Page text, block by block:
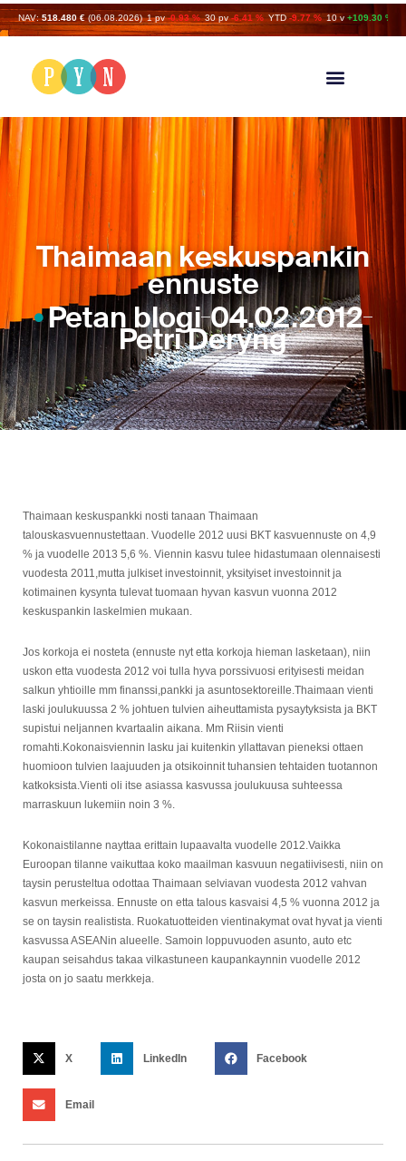
NAV: 518.480 € (06.08.2026) 1 pv -0.93 % 30 pv -6.41 % YTD -9.77 % 10 v +109.30 %
Thaimaan keskuspankin
ennuste
Petan blogi 04.02.2012
Petri Deryng
Thaimaan keskuspankki nosti tanaan Thaimaan
talouskasvuennustettaan. Vuodelle 2012 uusi BKT kasvuennuste on 4,9
% ja vuodelle 2013 5,6 %. Viennin kasvu tulee hidastumaan olennaisesti
vuodesta 2011,mutta julkiset investoinnit, yksityiset investoinnit ja
kotimainen kysynta tulevat tuomaan hyvan kasvun vuonna 2012
keskuspankin laskelmien mukaan.
Jos korkoja ei nosteta (ennuste nyt etta korkoja hieman lasketaan), niin
uskon etta vuodesta 2012 voi tulla hyva porssivuosi erityisesti meidan
salkun yhtioille mm finanssi,pankki ja asuntosektoreille.Thaimaan vienti
laski joulukuussa 2 % johtuen tulvien aiheuttamista pysaytyksista ja BKT
supistui neljannen kvartaalin aikana. Mm Riisin vienti
romahti.Kokonaisviennin lasku jai kuitenkin yllattavan pieneksi ottaen
huomioon tulvien laajuuden ja otsikoinnit tuhansien tehtaiden tuotannon
katkoksista.Vienti oli itse asiassa kasvussa joulukuusa suhteessa
marraskuun lukemiin noin 3 %.
Kokonaistilanne nayttaa erittain lupaavalta vuodelle 2012.Vaikka
Euroopan tilanne vaikuttaa koko maailman kasvuun negatiivisesti, niin on
taysin perusteltua odottaa Thaimaan selviavan vuodesta 2012 vahvan
kasvun merkeissa. Ennuste on etta talous kasvaisi 4,5 % vuonna 2012 ja
se on taysin realistista. Ruokatuotteiden vientinakymat ovat hyvat ja vienti
kasvussa ASEANin alueelle. Samoin loppuvuoden asunto, auto etc
kaupan seisahdus takaa vilkastuneen kaupankaynnin vuodelle 2012
josta on jo saatu merkkeja.
X LinkedIn Facebook
Email